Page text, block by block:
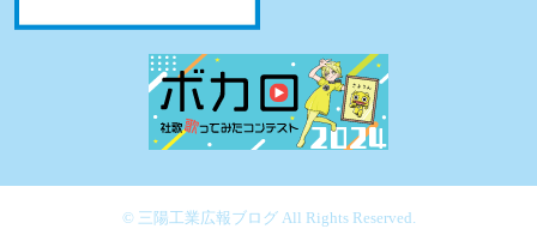
© 三陽工業広報ブログ All Rights Reserved.